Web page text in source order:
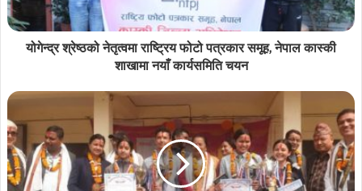
योगेन्द्र श्रेष्ठको नेतृत्वमा राष्ट्रिय फोटो पत्रकार समूह, नेपाल कास्की
शाखामा नयाँ कार्यसमिति चयन